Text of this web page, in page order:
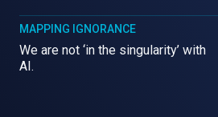
MAPPING IGNORANCE
We are not ‘in the singularity’ with
AI.